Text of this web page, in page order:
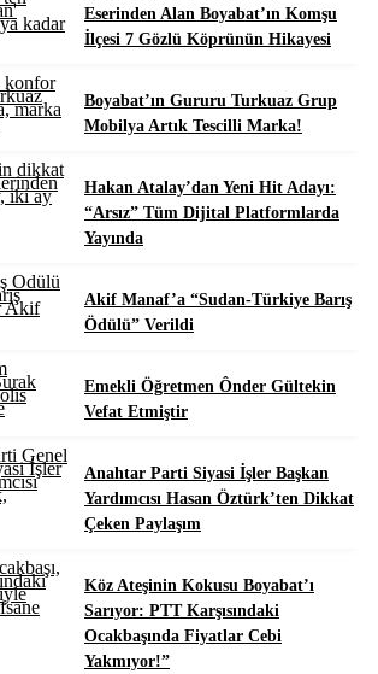
Eserinden Alan Boyabat’ın Komşu
İlçesi 7 Gözlü Köprünün Hikayesi
Boyabat’ın Gururu Turkuaz Grup
Mobilya Artık Tescilli Marka!
Hakan Atalay’dan Yeni Hit Adayı:
“Arsız” Tüm Dijital Platformlarda
Yayında
Akif Manaf’a “Sudan-Türkiye Barış
Ödülü” Verildi
Emekli Öğretmen Ônder Gültekin
Vefat Etmiştir
Anahtar Parti Siyasi İşler Başkan
Yardımcısı Hasan Öztürk’ten Dikkat
Çeken Paylaşım
Köz Ateşinin Kokusu Boyabat’ı
Sarıyor: PTT Karşısındaki
Ocakbaşında Fiyatlar Cebi
Yakmıyor!”